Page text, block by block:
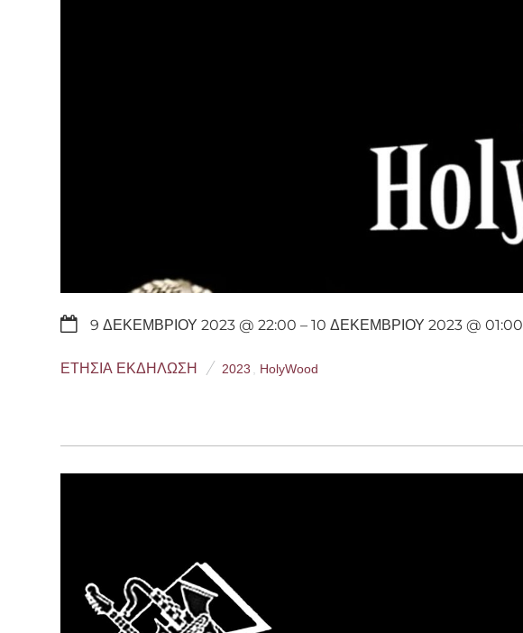
9 ΔΕΚΕΜΒΡΊΟΥ 2023 @ 22:00– 10 ΔΕΚΕΜΒΡΊΟΥ 2023 @ 01:00
ΕΤΉΣΙΑ ΕΚΔΉΛΩΣΗ 2023 , HolyWood